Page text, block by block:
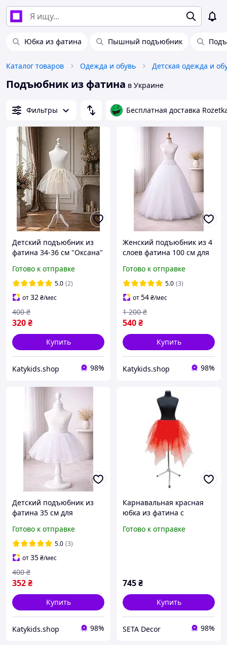
Юбка из фатина Пышный подъюбник
Каталог товаров Одежда и обувь Детская одежда и
Подъюбник из фатина в Украине
Фильтры Бесплатная доставка
Детский подъюбник из
фатина 34-36 см "Оксана"
Готово к отправке
5.0 (2)
от32₴/мес
320₴
400 ₴
Купить
Katykids.shop 98%
Женский подъюбник из 4
слоев фатина 100 см для
вечернего, бального и
пышного платья, белый,
на липучке и шнуров
Готово к отправке
5.0 (3)
от54₴/мес
540₴
1 200 ₴
Купить
Katykids.shop 98%
Детский подъюбник из
фатина 35 см для
на липучке и шнуровке
Готово к отправке
5.0 (3)
от35₴/мес
352₴
400 ₴
Купить
Katykids.shop 98%
Карнавальная красная
юбка из фатина с
Готово к отправке
745₴
Купить
SETA Decor 98%